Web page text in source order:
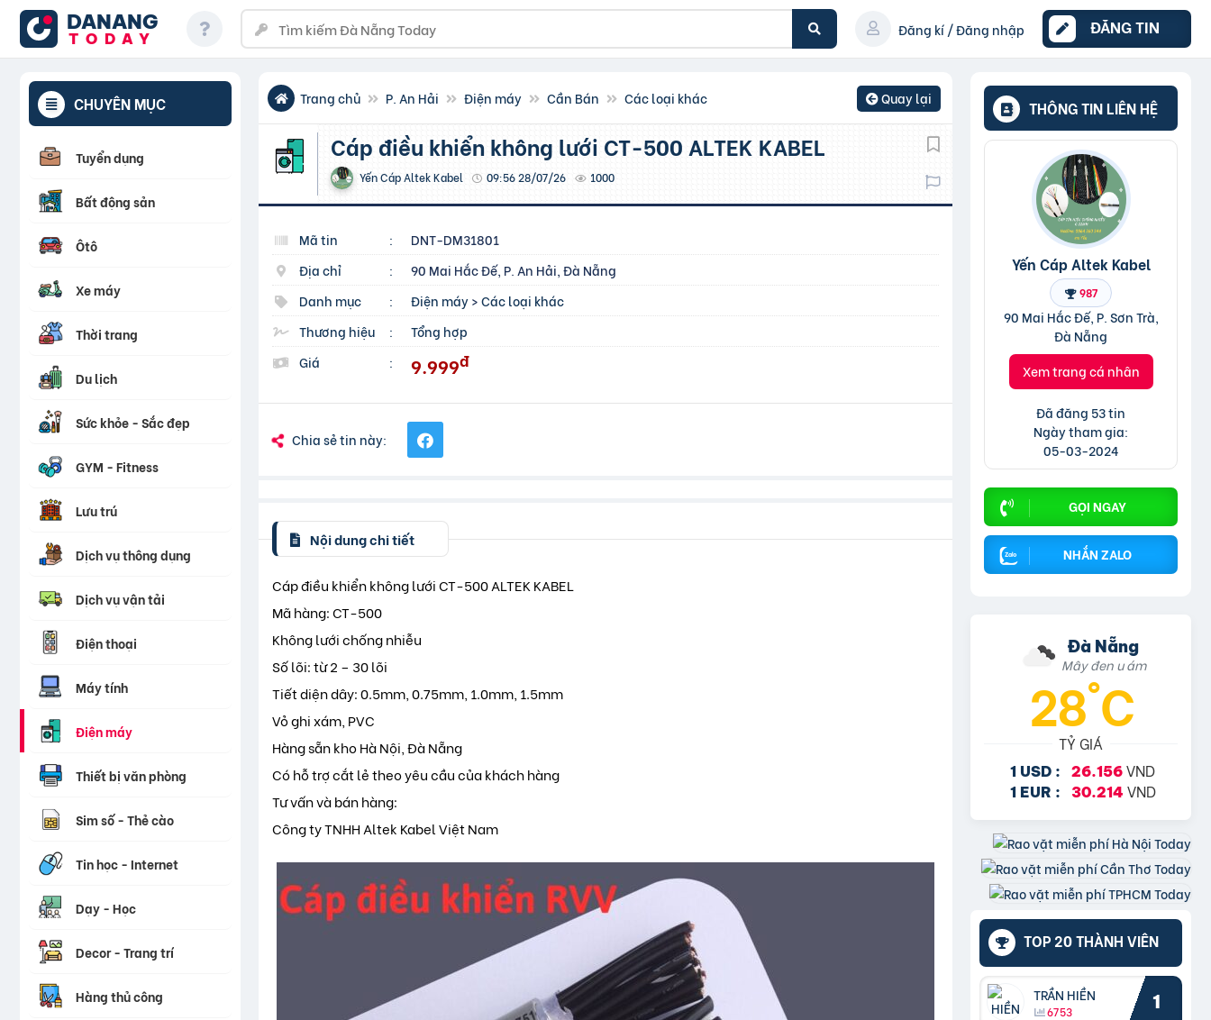
DANANG
TODAY
Đăng kí / Đăng nhập ĐĂNG TIN
CHUYÊN MỤC
Tuyển dụng
Bất động sản
Ôtô
Xe máy
Thời trang
Du lịch
Sức khỏe - Sắc đẹp
GYM - Fitness
Lưu trú
Dịch vụ thông dụng
Dịch vụ vận tải
Điện thoại
Máy tính
Điện máy
Thiết bị văn phòng
Sim số - Thẻ cào
Tin học - Internet
Dạy - Học
Decor - Trang trí
Hàng thủ công
Trang chủ P. An Hải Điện máy Cần Bán Các loại khác Quay lại
Cáp điều khiển không lưới CT-500 ALTEK KABEL
Yến Cáp Altek Kabel 09:56 28/07/26 1000
Mã tin :
DNT-DM31801
Địa chỉ
:
90 Mai Hắc Đế, P. An Hải, Đà Nẵng
Danh mục
: Điện máy>Các loại khác
Thương hiệu
:
Tổng hợp
Giá
: 9.999đ
Chia sẻ tin này:
Nội dung chi tiết
Cáp điều khiển không lưới CT-500 ALTEK KABEL
Mã hàng: CT-500
Không lưới chống nhiễu
Số lõi: từ 2 – 30 lõi
Tiết diện dây: 0.5mm, 0.75mm, 1.0mm, 1.5mm
Vỏ ghi xám, PVC
Hàng sẵn kho Hà Nội, Đà Nẵng
Có hỗ trợ cắt lẻ theo yêu cầu của khách hàng
Tư vấn và bán hàng:
Công ty TNHH Altek Kabel Việt Nam
THÔNG TIN LIÊN HỆ
Yến Cáp Altek Kabel
987
90 Mai Hắc Đế, P. Sơn Trà,
Đà Nẵng
Xem trang cá nhân
Đã đăng 53 tin
Ngày tham gia:
05-03-2024
GỌI NGAY
NHẮN ZALO
Đà Nẵng
Mây đen u ám
28°C
TỶ GIÁ
1 USD : 26.156 VND
1 EUR : 30.214 VND
TOP 20 THÀNH VIÊN
TRẦN HIỀN
6753 1